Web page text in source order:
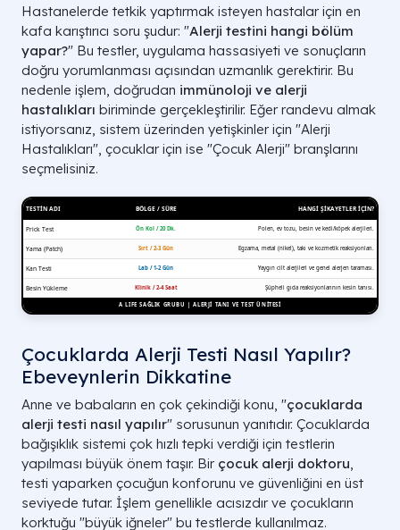
Hastanelerde tetkik yaptırmak isteyen hastalar için en
kafa karıştırıcı soru şudur: "Alerji testini hangi bölüm
yapar?" Bu testler, uygulama hassasiyeti ve sonuçların
doğru yorumlanması açısından uzmanlık gerektirir. Bu
nedenle işlem, doğrudan immünoloji ve alerji
hastalıkları biriminde gerçekleştirilir. Eğer randevu almak
istiyorsanız, sistem üzerinden yetişkinler için "Alerji
Hastalıkları", çocuklar için ise "Çocuk Alerji" branşlarını
seçmelisiniz.
Çocuklarda Alerji Testi Nasıl Yapılır?
Ebeveynlerin Dikkatine
Anne ve babaların en çok çekindiği konu, "çocuklarda
alerji testi nasıl yapılır" sorusunun yanıtıdır. Çocuklarda
bağışıklık sistemi çok hızlı tepki verdiği için testlerin
yapılması büyük önem taşır. Bir çocuk alerji doktoru,
testi yaparken çocuğun konforunu ve güvenliğini en üst
seviyede tutar. İşlem genellikle acısızdır ve çocukların
korktuğu "büyük iğneler" bu testlerde kullanılmaz.